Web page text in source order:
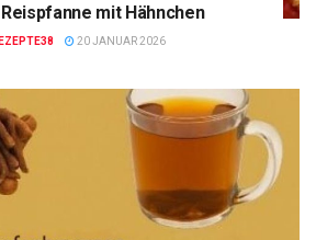
mit Hähnchen
20 JANUAR 2026